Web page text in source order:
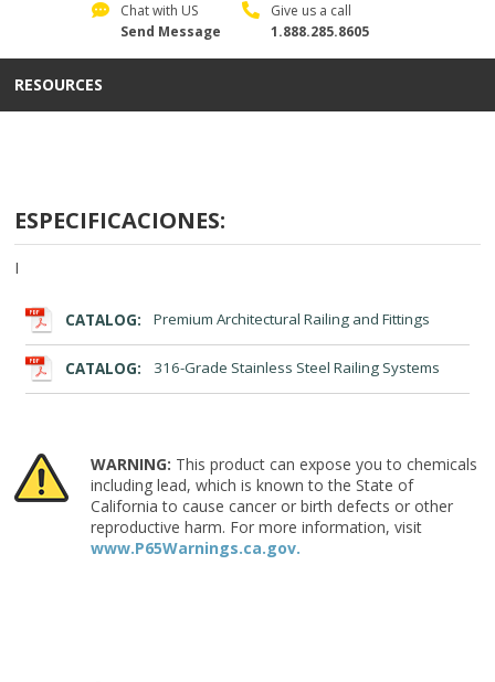
Chat with US
Send Message
Give us a call
1.888.285.8605
RESOURCES
ESPECIFICACIONES:
I
CATALOG: Premium Architectural Railing and Fittings
CATALOG: 316-Grade Stainless Steel Railing Systems
WARNING: This product can expose you to chemicals
including lead, which is known to the State of
California to cause cancer or birth defects or other
reproductive harm. For more information, visit
www.P65Warnings.ca.gov.